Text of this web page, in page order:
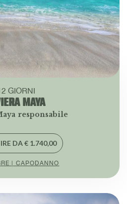
GIORNI
MAYA
responsabile
DA € 1.740,00
| CAPODANNO